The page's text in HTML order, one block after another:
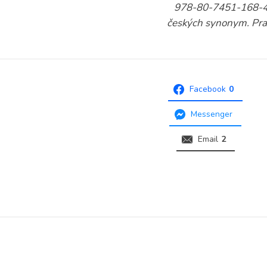
978-80-7451-168-
českých synonym.
Facebook 0
Messenger
Email 2